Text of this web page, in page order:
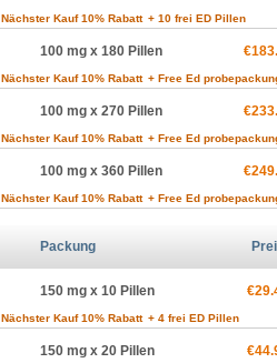
Nächster Kauf 10% Rabatt + 10 frei ED Pillen
100 mg x 180 Pillen
Nächster Kauf 10% Rabatt + Free Ed
100 mg x 270 Pillen
Nächster Kauf 10% Rabatt + Free Ed
100 mg x 360 Pillen
Nächster Kauf 10% Rabatt + Free Ed
Packung
150 mg x 10 Pillen
Nächster Kauf 10% Rabatt + 4 frei ED Pillen
150 mg x 20 Pillen